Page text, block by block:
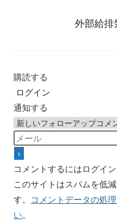
外部給排
購読する
ログイン
通知する
コメントするにはログイ
このサイトはスパムを低
す。 コメントデータの処
い。